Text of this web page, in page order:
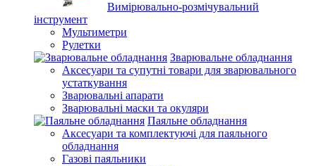
Вимірювально-розмічувальний
інструмент
Мультиметри
Рулетки
Зварювальне обладнання
Аксесуари та супутні товари для зварювального
устаткування
Зварювальні апарати
Зварювальні маски та окуляри
Паяльне обладнання
Аксесуари та комплектуючі для паяльного
обладнання
Газові паяльники